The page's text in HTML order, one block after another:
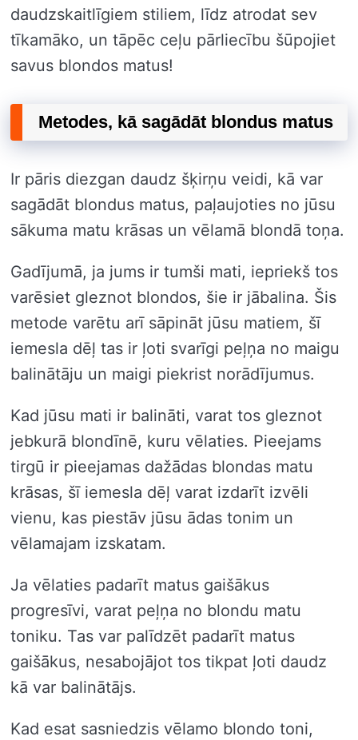
daudzskaitlīgiem stiliem, līdz atrodat sev
tīkamāko, un tāpēc ceļu pārliecību šūpojiet
savus blondos matus!
Metodes, kā sagādāt blondus matus
Ir pāris diezgan daudz šķirņu veidi, kā var
sagādāt blondus matus, paļaujoties no jūsu
sākuma matu krāsas un vēlamā blondā toņa.
Gadījumā, ja jums ir tumši mati, iepriekš tos
varēsiet gleznot blondos, šie ir jābalina. Šis
metode varētu arī sāpināt jūsu matiem, šī
iemesla dēļ tas ir ļoti svarīgi peļņa no maigu
balinātāju un maigi piekrist norādījumus.
Kad jūsu mati ir balināti, varat tos gleznot
jebkurā blondīnē, kuru vēlaties. Pieejams
tirgū ir pieejamas dažādas blondas matu
krāsas, šī iemesla dēļ varat izdarīt izvēli
vienu, kas piestāv jūsu ādas tonim un
vēlamajam izskatam.
Ja vēlaties padarīt matus gaišākus
progresīvi, varat peļņa no blondu matu
toniku. Tas var palīdzēt padarīt matus
gaišākus, nesabojājot tos tikpat ļoti daudz
kā var balinātājs.
Kad esat sasniedzis vēlamo blondo toni,